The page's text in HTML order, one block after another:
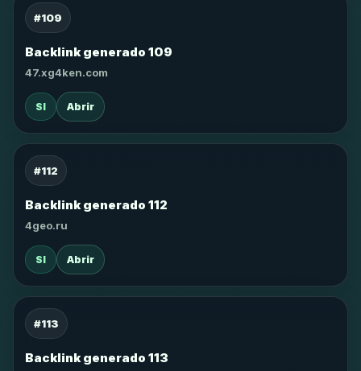
#109
Backlink generado 109
47.xg4ken.com
SI Abrir
#112
Backlink generado 112
4geo.ru
SI Abrir
#113
Backlink generado 113